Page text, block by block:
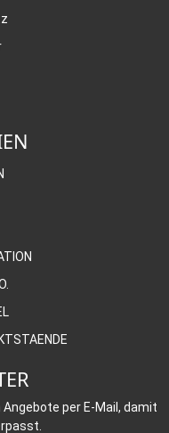
per E-Mail, damit